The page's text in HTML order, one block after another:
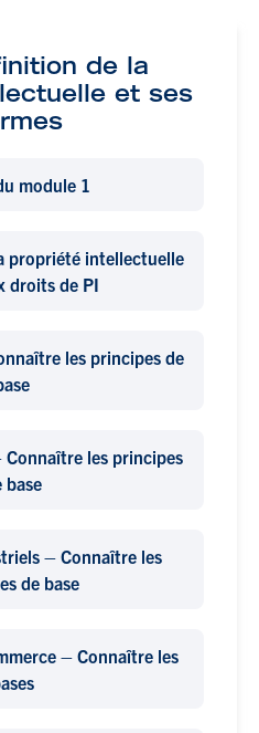
de la
et ses
module 1
propriété intellectuelle
droits de PI
les principes de
les principes
base
– Connaître les
de base
– Connaître les